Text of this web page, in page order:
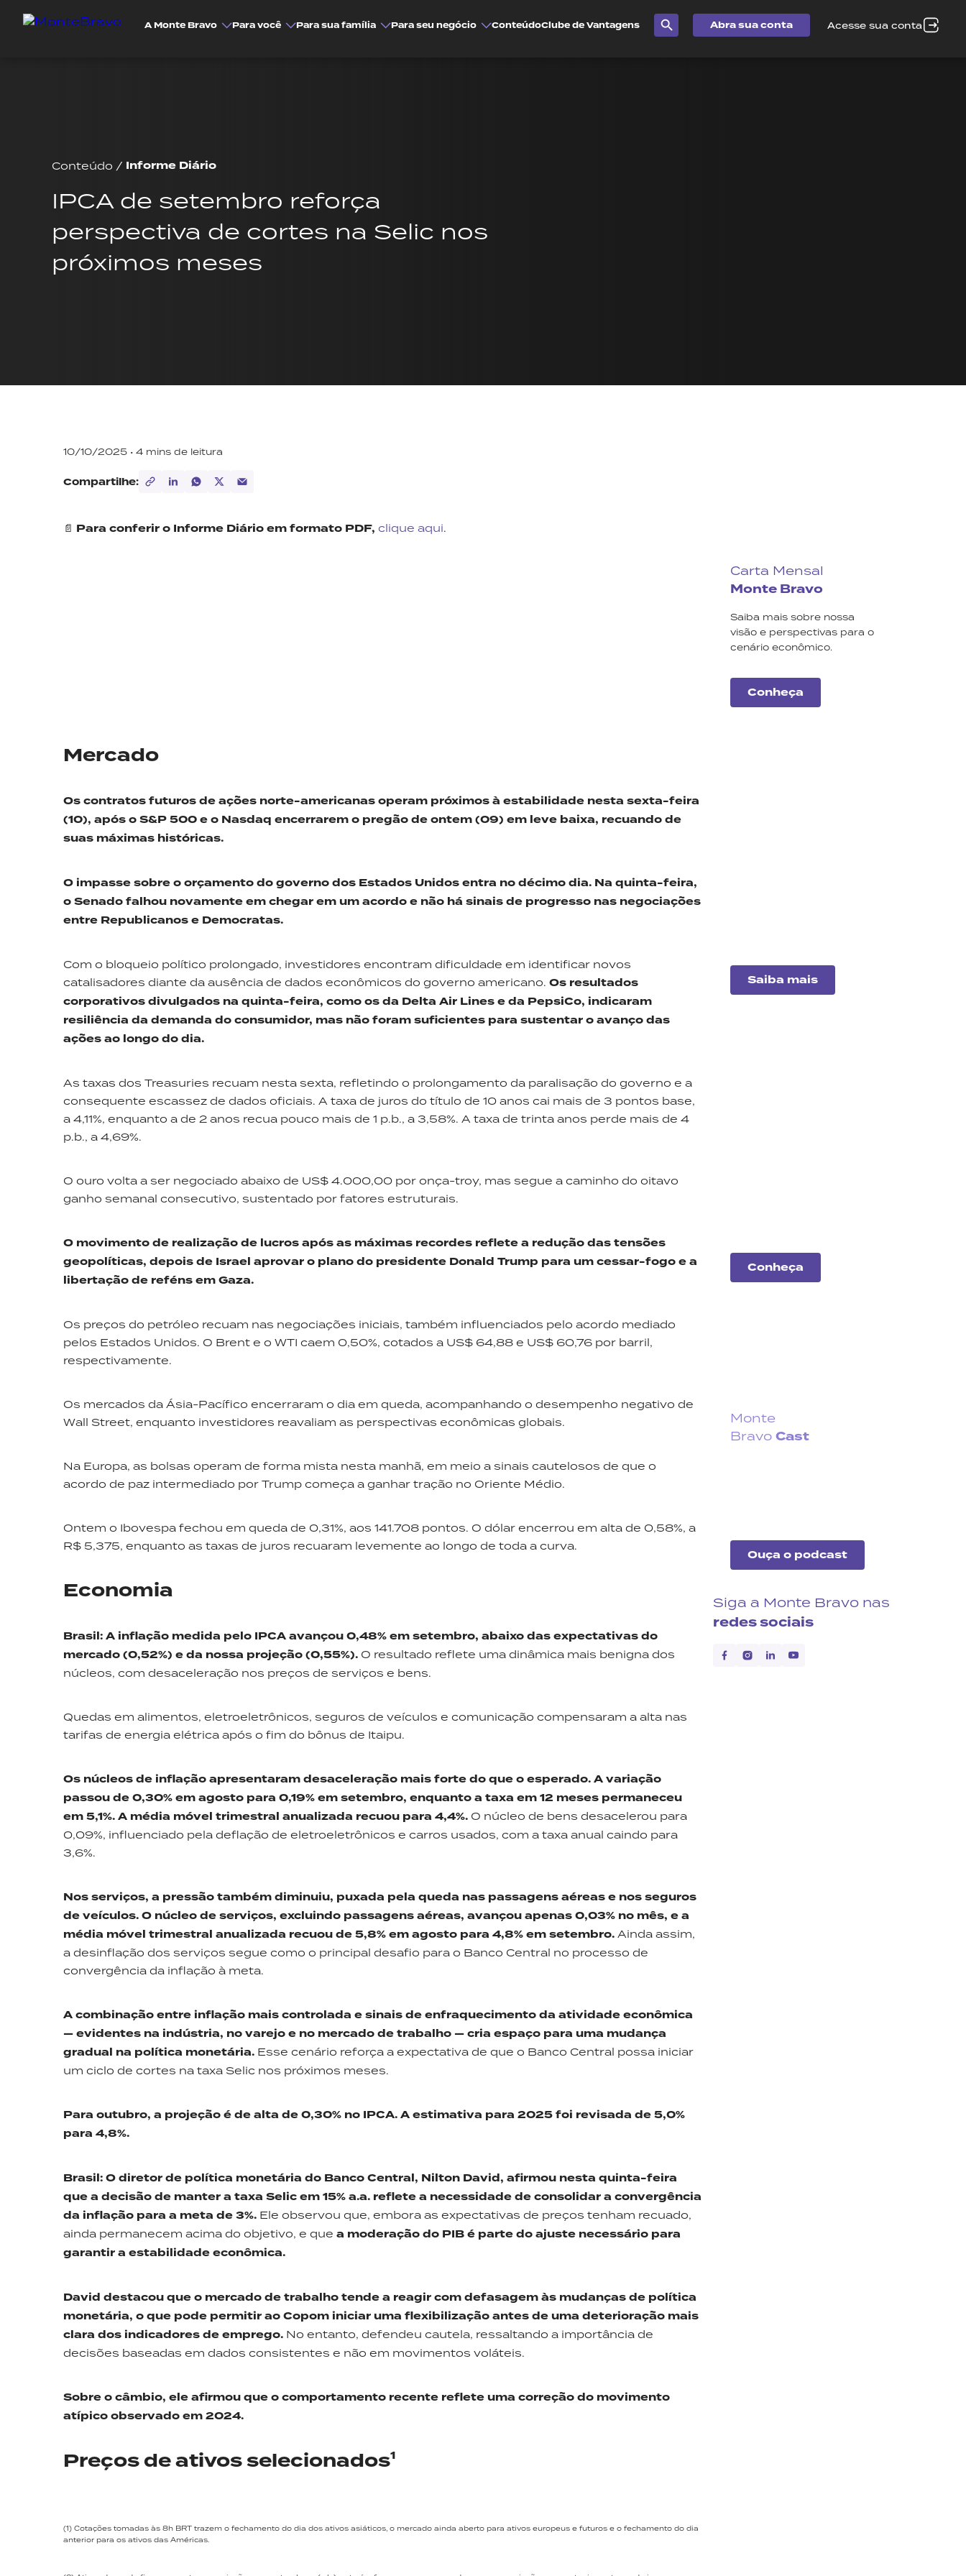
A Monte Bravo Para você Para sua família Para seu negócio ConteúdoClube de Vantagens Abra sua conta Acesse sua conta
Conteúdo / Informe Diário
IPCA de setembro reforça
perspectiva de cortes na Selic nos
próximos meses
10/10/2025 • 4 mins de leitura
Compartilhe:
📄 Para conferir o Informe Diário em formato PDF, clique aqui.
Mercado
Os contratos futuros de ações norte-americanas operam próximos à estabilidade nesta sexta-feira
(10), após o S&P 500 e o Nasdaq encerrarem o pregãode ontem (09) em leve baixa, recuandode
suas máximas históricas.
O impasse sobre o orçamento do governo dos Estados Unidos entra no décimo dia. Na quinta-feira,
o Senado falhou novamente em chegar em um acordo e não há sinais de progresso nas negociações
entre Republicanose Democratas.
Com o bloqueio político prolongado, investidores encontram dificuldade em identificar novos
catalisadores diante da ausência de dados econômicos do governo americano. Os resultados
corporativos divulgados na quinta-feira, como os da Delta Air Lines e da PepsiCo, indicaram
resiliência da demanda do consumidor, mas não foram suficientes para sustentar o avanço das
ações ao longo do dia.
As taxas dos Treasuries recuam nesta sexta, refletindo o prolongamento da paralisação do governo e a
consequente escassez de dados oficiais. A taxa de juros do título de 10 anos cai mais de 3 pontos base,
a 4,11%, enquanto a de 2 anos recua pouco mais de 1 p.b., a 3,58%. A taxa de trinta anos perde mais de 4
p.b., a 4,69%.
O ouro volta a ser negociado abaixo de US$ 4.000,00 por onça-troy, mas segue a caminho do oitavo
ganho semanal consecutivo, sustentado por fatores estruturais.
O movimento de realização de lucros após as máximas recordes reflete a redução das tensões
geopolíticas, depois de Israel aprovar o plano do presidente Donald Trump para um cessar-fogo e a
libertação de reféns em Gaza.
Os preços do petróleo recuam nas negociações iniciais, também influenciados pelo acordo mediado
pelos Estados Unidos. O Brent e o WTI caem 0,50%, cotados a US$ 64,88 e US$ 60,76 por barril,
respectivamente.
Os mercados da Ásia-Pacífico encerraram o dia em queda, acompanhando o desempenho negativo de
Wall Street, enquanto investidores reavaliam as perspectivas econômicas globais.
Na Europa, as bolsas operam de forma mista nesta manhã, em meio a sinais cautelosos de que o
acordo de paz intermediado por Trump começa a ganhar tração no Oriente Médio.
Ontem o Ibovespa fechou em queda de 0,31%, aos 141.708 pontos. O dólar encerrou em alta de 0,58%, a
R$ 5,375, enquanto as taxas de juros recuaram levemente ao longo de toda a curva.
Economia
Brasil:A inflação medida pelo IPCA avançou 0,48% em setembro, abaixo das expectativas do
mercado (0,52%) e da nossa projeção (0,55%). O resultado reflete uma dinâmica mais benigna dos
núcleos, com desaceleração nos preços de serviços e bens.
Quedas em alimentos, eletroeletrônicos, seguros de veículos e comunicação compensaram a alta nas
tarifas de energia elétrica após o fim do bônus de Itaipu.
Os núcleos de inflação apresentaram desaceleração mais forte do que o esperado. A variação
passou de 0,30% em agosto para 0,19% em setembro, enquanto a taxa em 12 meses permaneceu
em 5,1%. A média móvel trimestral anualizada recuou para 4,4%. O núcleo de bens desacelerou para
0,09%, influenciado pela deflação de eletroeletrônicos e carros usados, com a taxa anual caindo para
3,6%.
Nos serviços, a pressão também diminuiu, puxada pela queda nas passagens aéreas e nos seguros
de veículos. O núcleo de serviços, excluindo passagens aéreas, avançou apenas 0,03% no mês, e a
média móvel trimestral anualizada recuou de 5,8% em agosto para 4,8% em setembro. Ainda assim,
a desinflação dos serviços segue como o principal desafio para o Banco Central no processo de
convergência da inflação à meta.
A combinação entre inflação mais controlada e sinais de enfraquecimento da atividade econômica
— evidentes na indústria, no varejo e no mercado de trabalho — cria espaço para uma mudança
gradual na política monetária. Esse cenário reforça a expectativa de que o Banco Central possa iniciar
um ciclo de cortes na taxa Selic nos próximos meses.
Para outubro, a projeção é de alta de 0,30% no IPCA. Aestimativa para 2025 foi revisada de 5,0%
para 4,8%.
Brasil:O diretor de política monetária do Banco Central, Nilton David, afirmou nesta quinta-feira
que a decisão de manter a taxa Selic em 15%a.a. refletea necessidade de consolidar a convergência
da inflação para a meta de 3%. Ele observou que, embora as expectativas de preços tenham recuado,
ainda permanecem acima do objetivo, e que a moderação do PIB é parte do ajuste necessário para
garantir a estabilidade econômica.
David destacou que o mercado de trabalho tende a reagir com defasagem às mudanças de política
monetária, o que pode permitir ao Copom iniciar uma flexibilização antes de uma deterioração mais
clara dos indicadores de emprego. No entanto, defendeu cautela, ressaltando a importância de
decisões baseadas em dados consistentes e não em movimentos voláteis.
Sobre o câmbio, eleafirmouque o comportamento recente reflete uma correção do movimento
atípico observado em 2024.
Preços de ativos selecionados¹
(1) Cotações tomadas às 8h BRT trazem o fechamento do dia dos ativos asiáticos, o mercado ainda aberto para ativos europeus e futuros e o fechamento do dia
anterior para os ativos das Américas.
Carta Mensal
Monte Bravo
Saiba mais sobre nossa
visão e perspectivas para o
cenário econômico.
Conheça
Saiba mais
Conheça
Monte
Bravo Cast
Ouça o podcast
Siga a Monte Bravo nas
redes sociais